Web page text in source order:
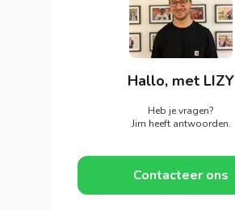
Hallo, met LIZY
Heb je vragen?
Jim heeft antwoorden.
Contacteer ons